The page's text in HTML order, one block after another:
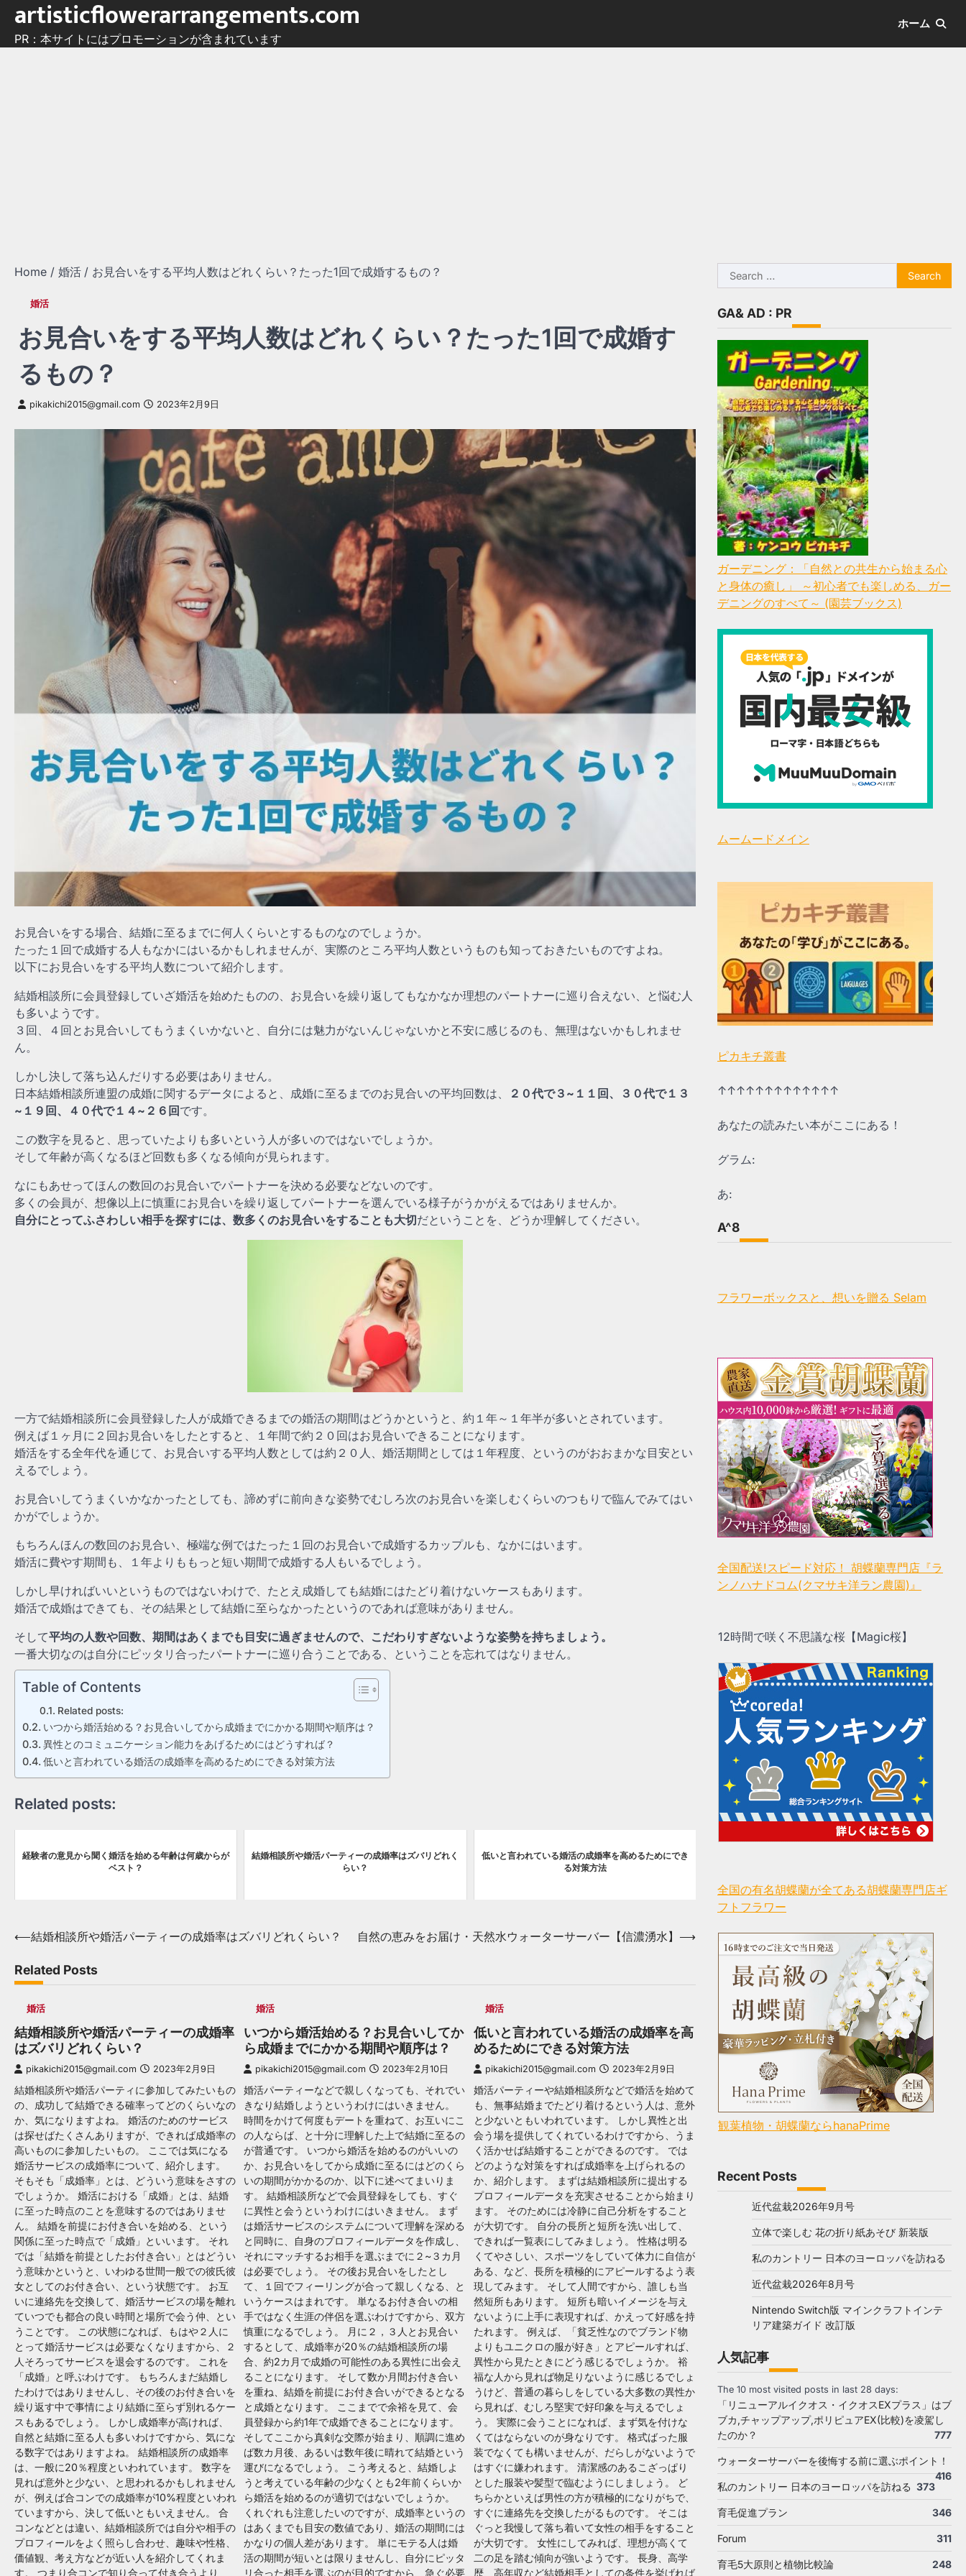
Skip
content
artisticflowerarrangements.com
PR：本サイトにはプロモーションが含まれています
ホーム
Home 婚活 お見合いをする平均人数はどれくらい？たった1回で成婚するもの？
婚活
お見合いをする平均人数はどれくらい？たった1回で成婚す
るもの？
pikakichi2015@gmail.com 2023年2月9日
お見合いをする場合、結婚に至るまでに何人くらいとするものなのでしょうか。
たった１回で成婚する人もなかにはいるかもしれませんが、実際のところ平均人数というものも知っておきたいものですよね。
以下にお見合いをする平均人数について紹介します。
結婚相談所に会員登録していざ婚活を始めたものの、 お見合いを繰り返してもなかなか理想のパートナーに巡り合えない、と悩む人
も多いようです。
３回、４回とお見合いしてもうまくいかないと、自分には魅力がないんじゃないかと不安に感じるのも、無理はないかもしれませ
ん。
しかし決して落ち込んだりする必要はありません。
日本結婚相談所連盟の成婚に関するデータによると、成婚に至るまでのお見合いの平均回数は、
２０代で３~１１回、３０代で１３
~１９回、４０代で１４~２６回です。
この数字を見ると、思っていたよりも多いという人が多いのではないでしょうか。
そして年齢が高くなるほど回数も多くなる傾向が見られます。
なにもあせってほんの数回のお見合いでパートナーを決める必要などないのです。
多くの会員が、想像以上に慎重にお見合いを繰り返してパートナーを選んでいる様子がうかがえるではありませんか。
自分にとってふさわしい相手を探すには、数多くのお見合いをすることも大切だということを、どうか理解してください。
一方で結婚相談所に会員登録した人が成婚できるまでの婚活の期間はどうかというと、約１年～１年半が多いとされています。
例えば１ヶ月に２回お見合いをしたとすると、１年間で約２０回はお見合いできることになります。
婚活をする全年代を通じて、お見合いする平均人数としては約２０人、婚活期間としては１年程度、というのがおおまかな目安とい
えるでしょう。
お見合いしてうまくいかなかったとしても、諦めずに前向きな姿勢でむしろ次のお見合いを楽しむくらいのつもりで臨んでみてはい
かがでしょうか。
もちろんほんの数回のお見合い、極端な例ではたった１回のお見合いで成婚するカップルも、なかにはいます。
婚活に費やす期間も、１年よりももっと短い期間で成婚する人もいるでしょう。
しかし早ければいいというものではないわけで、たとえ成婚しても結婚にはたどり着けないケースもあります。
婚活で成婚はできても、その結果として結婚に至らなかったというのであれば意味がありません。
そして平均の人数や回数、期間はあくまでも目安に過ぎませんので、こだわりすぎないような姿勢を持ちましょう。
一番大切なのは自分にピッタリ合ったパートナーに巡り合うことである、ということを忘れてはなりません。
Table of Contents
Related posts:
いつから婚活始める？お見合いしてから成婚までにかかる期間や順序は？
異性とのコミュニケーション能力をあげるためにはどうすれば？
低いと言われている婚活の成婚率を高めるためにできる対策方法
Related posts:
経験者の意見から聞く婚活を始める年齢は何歳からが
ベスト？
結婚相談所や婚活パーティーの成婚率はズバリどれく
らい？
低いと言われている婚活の成婚率を高めるためにでき
る対策方法
Post
navigation
⟵結婚相談所や婚活パーティーの成婚率はズバリどれくらい？ 自然の恵みをお届け・天然水ウォーターサーバー【信濃湧水】 ⟶
Related Posts
婚活
結婚相談所や婚活パーティーの成婚率
はズバリどれくらい？
pikakichi2015@gmail.com 2023年2月9日
結婚相談所や婚活パーティに参加してみたいもの
の、成功して結婚できる確率ってどのくらいなの
か、気になりますよね。 婚活のためのサービス
は探せばたくさんありますが、できれば成婚率の
高いものに参加したいもの。 ここでは気になる
婚活サービスの成婚率について、紹介します。
そもそも「成婚率」とは、どういう意味をさすの
でしょうか。 婚活における「成婚」とは、結婚
に至った時点のことを意味するのではありませ
ん。 結婚を前提にお付き合いを始める、という
関係に至った時点で「成婚」といいます。 それ
では「結婚を前提としたお付き合い」とはどうい
う意味かというと、いわゆる世間一般での彼氏彼
女としてのお付き合い、という状態です。 お互
いに連絡先を交換して、婚活サービスの場を離れ
ていつでも都合の良い時間と場所で会う仲、とい
うことです。 この状態になれば、もはや２人に
とって婚活サービスは必要なくなりますから、２
人そろってサービスを退会するのです。 これを
「成婚」と呼ぶわけです。 もちろんまだ結婚し
たわけではありませんし、その後のお付き合いを
繰り返す中で事情により結婚に至らず別れるケー
スもあるでしょう。 しかし成婚率が高ければ、
自然と結婚に至る人も多いわけですから、気にな
る数字ではありますよね。 結婚相談所の成婚率
は、一般に20％程度といわれています。 数字を
見れば意外と少ない、と思われるかもしれません
が、例えば合コンでの成婚率が10%程度といわれ
ていますから、決して低いともいえません。 合
コンなどとは違い、結婚相談所では自分や相手の
プロフィールをよく照らし合わせ、趣味や性格、
価値観、考え方などが近い人を紹介してくれま
す。 つまり合コンで知り合って付き合うより
婚活
いつから婚活始める？お見合いしてか
ら成婚までにかかる期間や順序は？
pikakichi2015@gmail.com 2023年2月10日
婚活パーティーなどで親しくなっても、それでい
きなり結婚しようというわけにはいきません。
時間をかけて何度もデートを重ねて、お互いにこ
の人ならば、と十分に理解した上で結婚に至るの
が普通です。 いつから婚活を始めるのがいいの
か、お見合いをしてから成婚に至るにはどのくら
いの期間がかかるのか、以下に述べてまいりま
す。 結婚相談所などで会員登録をしても、すぐ
に異性と会うというわけにはいきません。 まず
は婚活サービスのシステムについて理解を深める
と同時に、自身のプロフィールデータを作成し、
それにマッチするお相手を選ぶまでに２~３カ月
は必要でしょう。 その後お見合いをしたとし
て、１回でフィーリングが合って親しくなる、と
いうケースはまれです。 単なるお付き合いの相
手ではなく生涯の伴侶を選ぶわけですから、双方
慎重になるでしょう。 月に２，３人とお見合い
するとして、成婚率が20％の結婚相談所の場
合、約2カ月で成婚の可能性のある異性に出会え
ることになります。 そして数か月間お付き合い
を重ね、結婚を前提にお付き合いができるとなる
と成婚となります。 ここまでで余裕を見て、会
員登録から約1年で成婚できることになります。
そしてここから真剣な交際が始まり、順調に進め
ば数カ月後、あるいは数年後に晴れて結婚という
運びになるでしょう。 こう考えると、結婚しよ
うと考えている年齢の少なくとも2年前くらいか
ら婚活を始めるのが適切ではないでしょうか。
くれぐれも注意したいのですが、成婚率というの
はあくまでも目安の数値であり、婚活の期間には
かなりの個人差があります。 単にモテる人は婚
活の期間が短いとは限りませんし、自分にピッタ
リ合った相手を選ぶのが目的ですから、急ぐ必要
婚活
低いと言われている婚活の成婚率を高
めるためにできる対策方法
pikakichi2015@gmail.com 2023年2月9日
婚活パーティーや結婚相談所などで婚活を始めて
も、無事結婚までたどり着けるという人は、意外
と少ないともいわれています。 しかし異性と出
会う場を提供してくれているわけですから、うま
く活かせば結婚することができるのです。 では
どのような対策をすれば成婚率を上げられるの
か、紹介します。 まずは結婚相談所に提出する
プロフィールデータを充実させることから始まり
ます。 そのためには冷静に自己分析をすること
が大切です。 自分の長所と短所を洗い出して、
できれば一覧表にしてみましょう。 性格は明る
くてやさしい、スポーツをしていて体力に自信が
ある、など、長所を積極的にアピールするよう表
現してみます。 そして人間ですから、誰しも当
然短所もあります。 短所も暗いイメージを与え
ないように上手に表現すれば、かえって好感を持
たれます。 例えば、「貧乏性なのでブランド物
よりもユニクロの服が好き」とアピールすれば、
異性から見たときにどう感じるでしょうか。 裕
福な人から見れば物足りないように感じるでしょ
うけど、普通の暮らしをしている大多数の異性か
ら見れば、むしろ堅実で好印象を与えるでしょ
う。 実際に会うことになれば、まず気を付けな
くてはならないのが身なりです。 格式ばった服
装でなくても構いませんが、だらしがないようで
はすぐに嫌われます。 清潔感のあるこざっぱり
とした服装や髪型で臨むようにしましょう。 ど
ちらかといえば男性の方が積極的になりがちで、
すぐに連絡先を交換したがるものです。 そこは
ぐっと我慢して落ち着いて女性の相手をすること
が大切です。 女性にしてみれば、理想が高くて
二の足を踏む傾向が強いようです。 長身、高学
歴、高年収など結婚相手としての条件を挙げれば
Search
for:
GA& AD : PR
ガーデニング：「自然との共生から始まる心
と身体の癒し」 ～初心者でも楽しめる、ガー
デニングのすべて～ (園芸ブックス)
ムームードメイン
ピカキチ叢書
↑↑↑↑↑↑↑↑↑↑↑↑↑
あなたの読みたい本がここにある！
グラム:
あ:
A^8
フラワーボックスと、想いを贈る Selam
全国配送!スピード対応！ 胡蝶蘭専門店『ラ
ンノハナドコム(クマサキ洋ラン農園)』
12時間で咲く不思議な桜【Magic桜】
全国の有名胡蝶蘭が全てある胡蝶蘭専門店ギ
フトフラワー
観葉植物・胡蝶蘭ならhanaPrime
Recent Posts
近代盆栽2026年9月号
立体で楽しむ 花の折り紙あそび 新装版
私のカントリー 日本のヨーロッパを訪ねる
近代盆栽2026年8月号
Nintendo Switch版 マインクラフトインテ
リア建築ガイド 改訂版
人気記事
The 10 most visited posts in last 28 days:
「リニューアルイクオス・イクオスEXプラス」はブ
ブカ,チャップアップ,ポリピュアEX(比較)を凌駕し
たのか？
777
ウォーターサーバーを後悔する前に選ぶポイント！
416
私のカントリー 日本のヨーロッパを訪ねる 373
育毛促進プラン 346
Forum 311
育毛5大原則と植物比較論 248